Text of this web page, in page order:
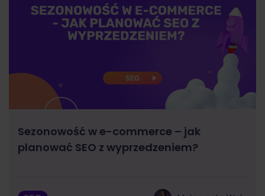
Sezonowość w e-commerce – jak
planować SEO z wyprzedzeniem?